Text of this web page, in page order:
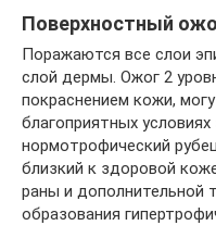
Поверхностный
Поражаются все слои
слой дермы. Ожог 2
покраснением кожи,
благоприятных
нормотрофический
близкий к здоровой
раны и дополнительной
образования